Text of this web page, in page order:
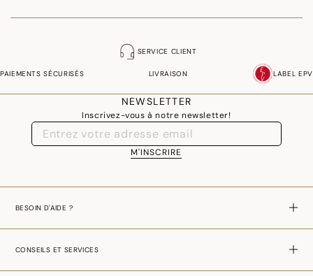
propose de nombreux modèles assortis et coordonnés, vous permettant de
trouver celui qui correspondra parfaitement à votre environnement.
SERVICE CLIENT
PAIEMENTS SÉCURISÉS LIVRAISON LABEL EPV
NEWSLETTER
Inscrivez-vous à notre newsletter!
M'INSCRIRE
BESOIN D'AIDE ?
CONSEILS ET SERVICES